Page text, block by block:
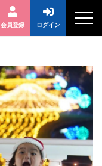
会員登録 ログイン